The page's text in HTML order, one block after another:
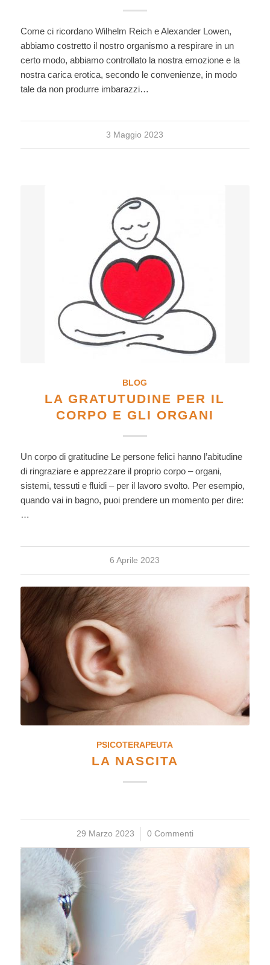
Come ci ricordano Wilhelm Reich e Alexander Lowen,
abbiamo costretto il nostro organismo a respirare in un
certo modo, abbiamo controllato la nostra emozione e la
nostra carica erotica, secondo le convenienze, in modo
tale da non produrre imbarazzi…
3 Maggio 2023
BLOG
LA GRATUTUDINE PER IL
CORPO E GLI ORGANI
Un corpo di gratitudine Le persone felici hanno l’abitudine
di ringraziare e apprezzare il proprio corpo – organi,
sistemi, tessuti e fluidi – per il lavoro svolto. Per esempio,
quando vai in bagno, puoi prendere un momento per dire:
…
6 Aprile 2023
PSICOTERAPEUTA
LA NASCITA
29 Marzo 2023
/ 0 Commenti